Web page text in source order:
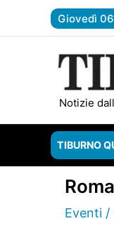
Giovedì
Notizie
Valle
TIBURNO
Eventi /